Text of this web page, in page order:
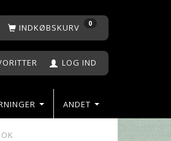
INDKØBSKURV 0
LOG IND
ANDET